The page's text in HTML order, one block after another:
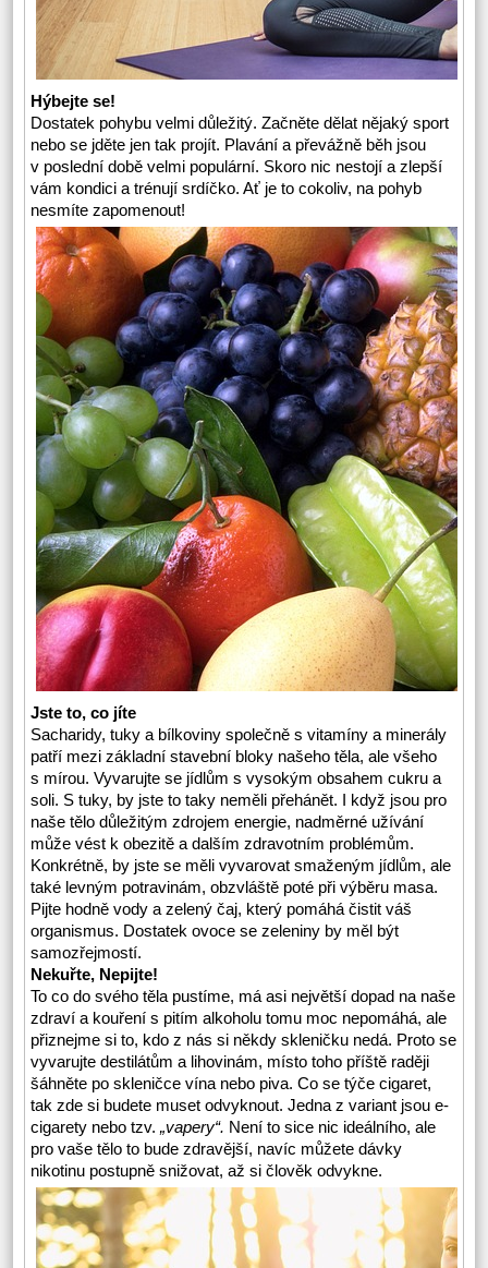
Hýbejte se!
Dostatek pohybu velmi důležitý. Začněte dělat nějaký sport
nebo se jděte jen tak projít. Plavání a převážně běh jsou
v poslední době velmi populární. Skoro nic nestojí a zlepší
vám kondici a trénují srdíčko. Ať je to cokoliv, na pohyb
nesmíte zapomenout!
Jste to, co jíte
Sacharidy, tuky a bílkoviny společně s vitamíny a minerály
patří mezi základní stavební bloky našeho těla, ale všeho
s mírou. Vyvarujte se jídlům s vysokým obsahem cukru a
soli. S tuky, by jste to taky neměli přehánět. I když jsou pro
naše tělo důležitým zdrojem energie, nadměrné užívání
může vést k obezitě a dalším zdravotním problémům.
Konkrétně, by jste se měli vyvarovat smaženým jídlům, ale
také levným potravinám, obzvláště poté při výběru masa.
Pijte hodně vody a zelený čaj, který pomáhá čistit váš
organismus. Dostatek ovoce se zeleniny by měl být
samozřejmostí.
Nekuřte, Nepijte!
To co do svého těla pustíme, má asi největší dopad na naše
zdraví a kouření s pitím alkoholu tomu moc nepomáhá, ale
přiznejme si to, kdo z nás si někdy skleničku nedá. Proto se
vyvarujte destilátům a lihovinám, místo toho příště raději
šáhněte po skleničce vína nebo piva. Co se týče cigaret,
tak zde si budete muset odvyknout. Jedna z variant jsou e-
cigarety nebo tzv.„vapery“. Není to sice nic ideálního, ale
pro vaše tělo to bude zdravější, navíc můžete dávky
nikotinu postupně snižovat, až si člověk odvykne.